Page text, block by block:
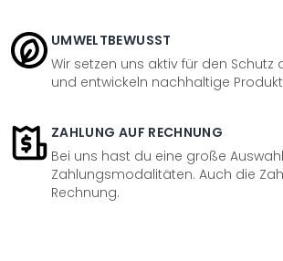
UMWELTBEWUSST
Wir setzen uns aktiv für den Schutz
und entwickeln nachhaltige
ZAHLUNG AUF RECHNUNG
Bei uns hast du eine große
Zahlungsmodalitäten. Auch die
Rechnung.